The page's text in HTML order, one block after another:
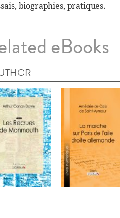
biographies, pratiques.
eBooks